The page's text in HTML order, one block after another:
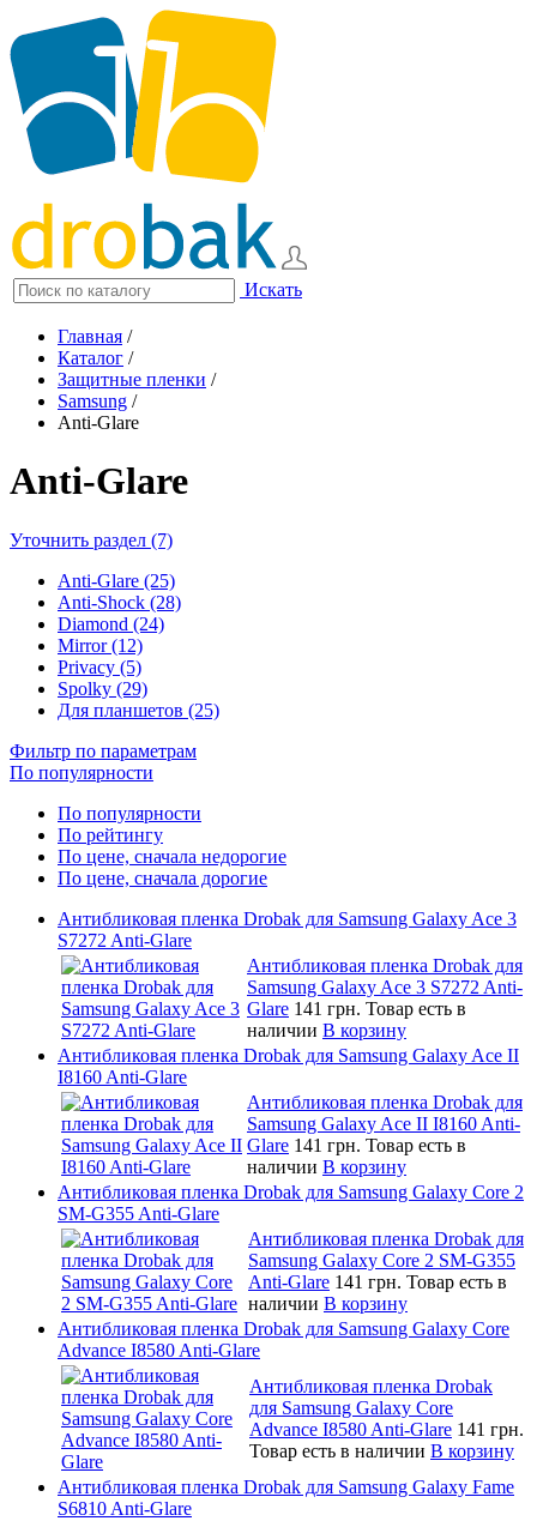
Искать
Главная /
Каталог /
Защитные пленки /
Samsung /
Anti-Glare
Anti-Glare
Уточнить раздел (7)
Anti-Glare (25)
Anti-Shock (28)
Diamond (24)
Mirror (12)
Privacy (5)
Spolky (29)
Для планшетов (25)
Фильтр по параметрам
По популярности
По популярности
По рейтингу
По цене, сначала недорогие
По цене, сначала дорогие
Антибликовая пленка Drobak для Samsung Galaxy Ace 3
S7272 Anti-Glare
Антибликовая пленка Drobak для
Samsung Galaxy Ace 3 S7272 Anti-
Glare 141 грн. Товар есть в
наличии В корзину
Антибликовая пленка Drobak для Samsung Galaxy Ace II
I8160 Anti-Glare
Антибликовая пленка Drobak для
Samsung Galaxy Ace II I8160 Anti-
Glare 141 грн. Товар есть в
наличии В корзину
Антибликовая пленка Drobak для Samsung Galaxy Core 2
SM-G355 Anti-Glare
Антибликовая пленка Drobak для
Samsung Galaxy Core 2 SM-G355
Anti-Glare 141 грн. Товар есть в
наличии В корзину
Антибликовая пленка Drobak для Samsung Galaxy Core
Advance I8580 Anti-Glare
Антибликовая пленка Drobak
для Samsung Galaxy Core
Advance I8580 Anti-Glare 141 грн.
Товар есть в наличии В корзину
Антибликовая пленка Drobak для Samsung Galaxy Fame
S6810 Anti-Glare